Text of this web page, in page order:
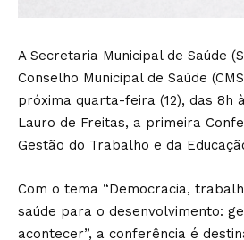
A Secretaria Municipal de Saúde
Conselho Municipal de Saúde
próxima quarta-feira (12), das 8h
Lauro de Freitas, a primeira
Gestão do Trabalho e da
Com o tema “Democracia,
saúde para o desenvolvimento:
acontecer”, a conferência é